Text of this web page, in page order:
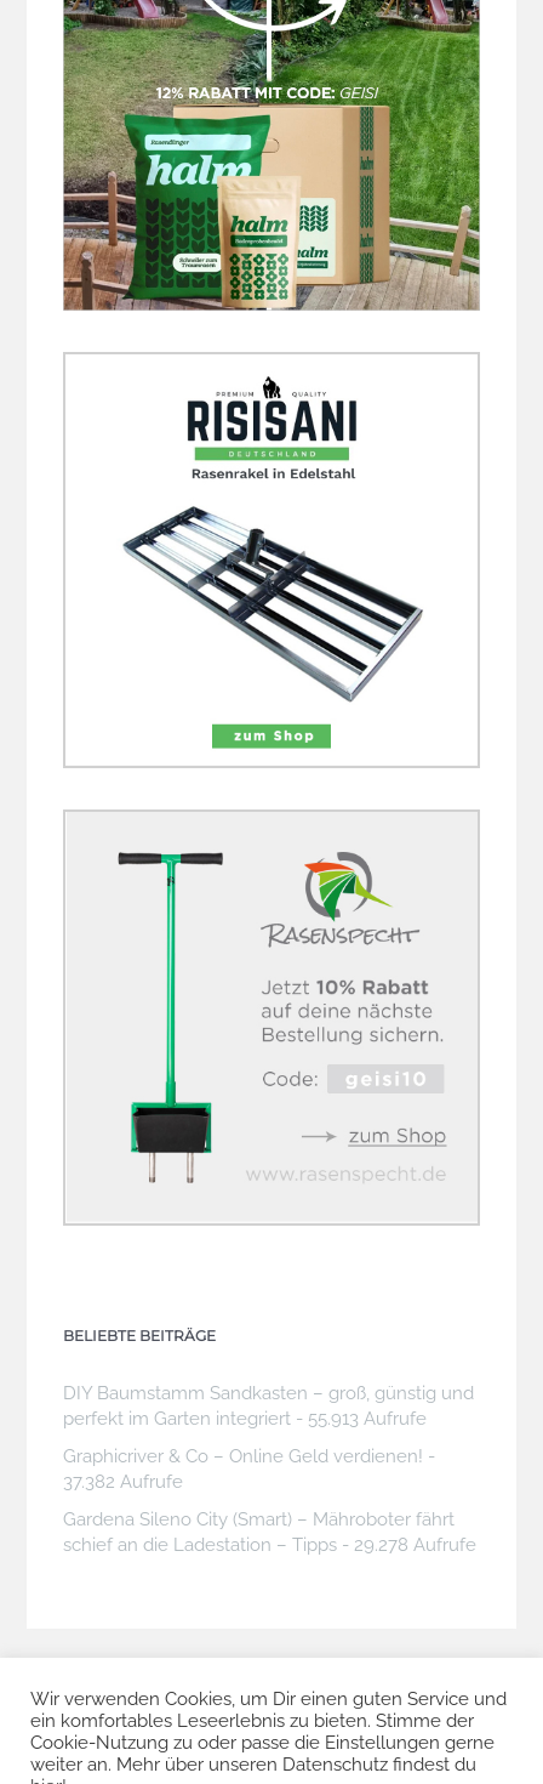
BELIEBTE BEITRÄGE
DIY Baumstamm Sandkasten – groß, günstig und
perfekt im Garten integriert - 55.913 Aufrufe
Graphicriver & Co – Online Geld verdienen! -
37.382 Aufrufe
Gardena Sileno City (Smart) – Mähroboter fährt
schief an die Ladestation – Tipps - 29.278 Aufrufe
Wir verwenden Cookies, um Dir einen guten Service und
ein komfortables Leseerlebnis zu bieten. Stimme der
Cookie-Nutzung zu oder passe die Einstellungen gerne
weiter an. Mehr über unseren Datenschutz findest du